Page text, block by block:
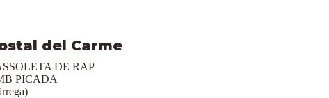
del Carme
DE RAP
PICADA